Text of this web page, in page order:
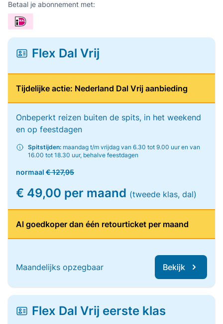
Betaal je abonnement met:
Flex Dal Vrij
Tijdelijke actie: Nederland Dal Vrij aanbieding
Onbeperkt reizen buiten de spits, in het weekend
en op feestdagen
Spitstijden: maandag t/m vrijdag van 6.30 tot 9.00 uur en van
16.00 tot 18.30 uur, behalve feestdagen
normaal € 127,95
€ 49,00 per maand (tweede klas, dal)
Al goedkoper dan één retourticket per maand
Maandelijks opzegbaar Bekijk
Flex Dal Vrij eerste klas